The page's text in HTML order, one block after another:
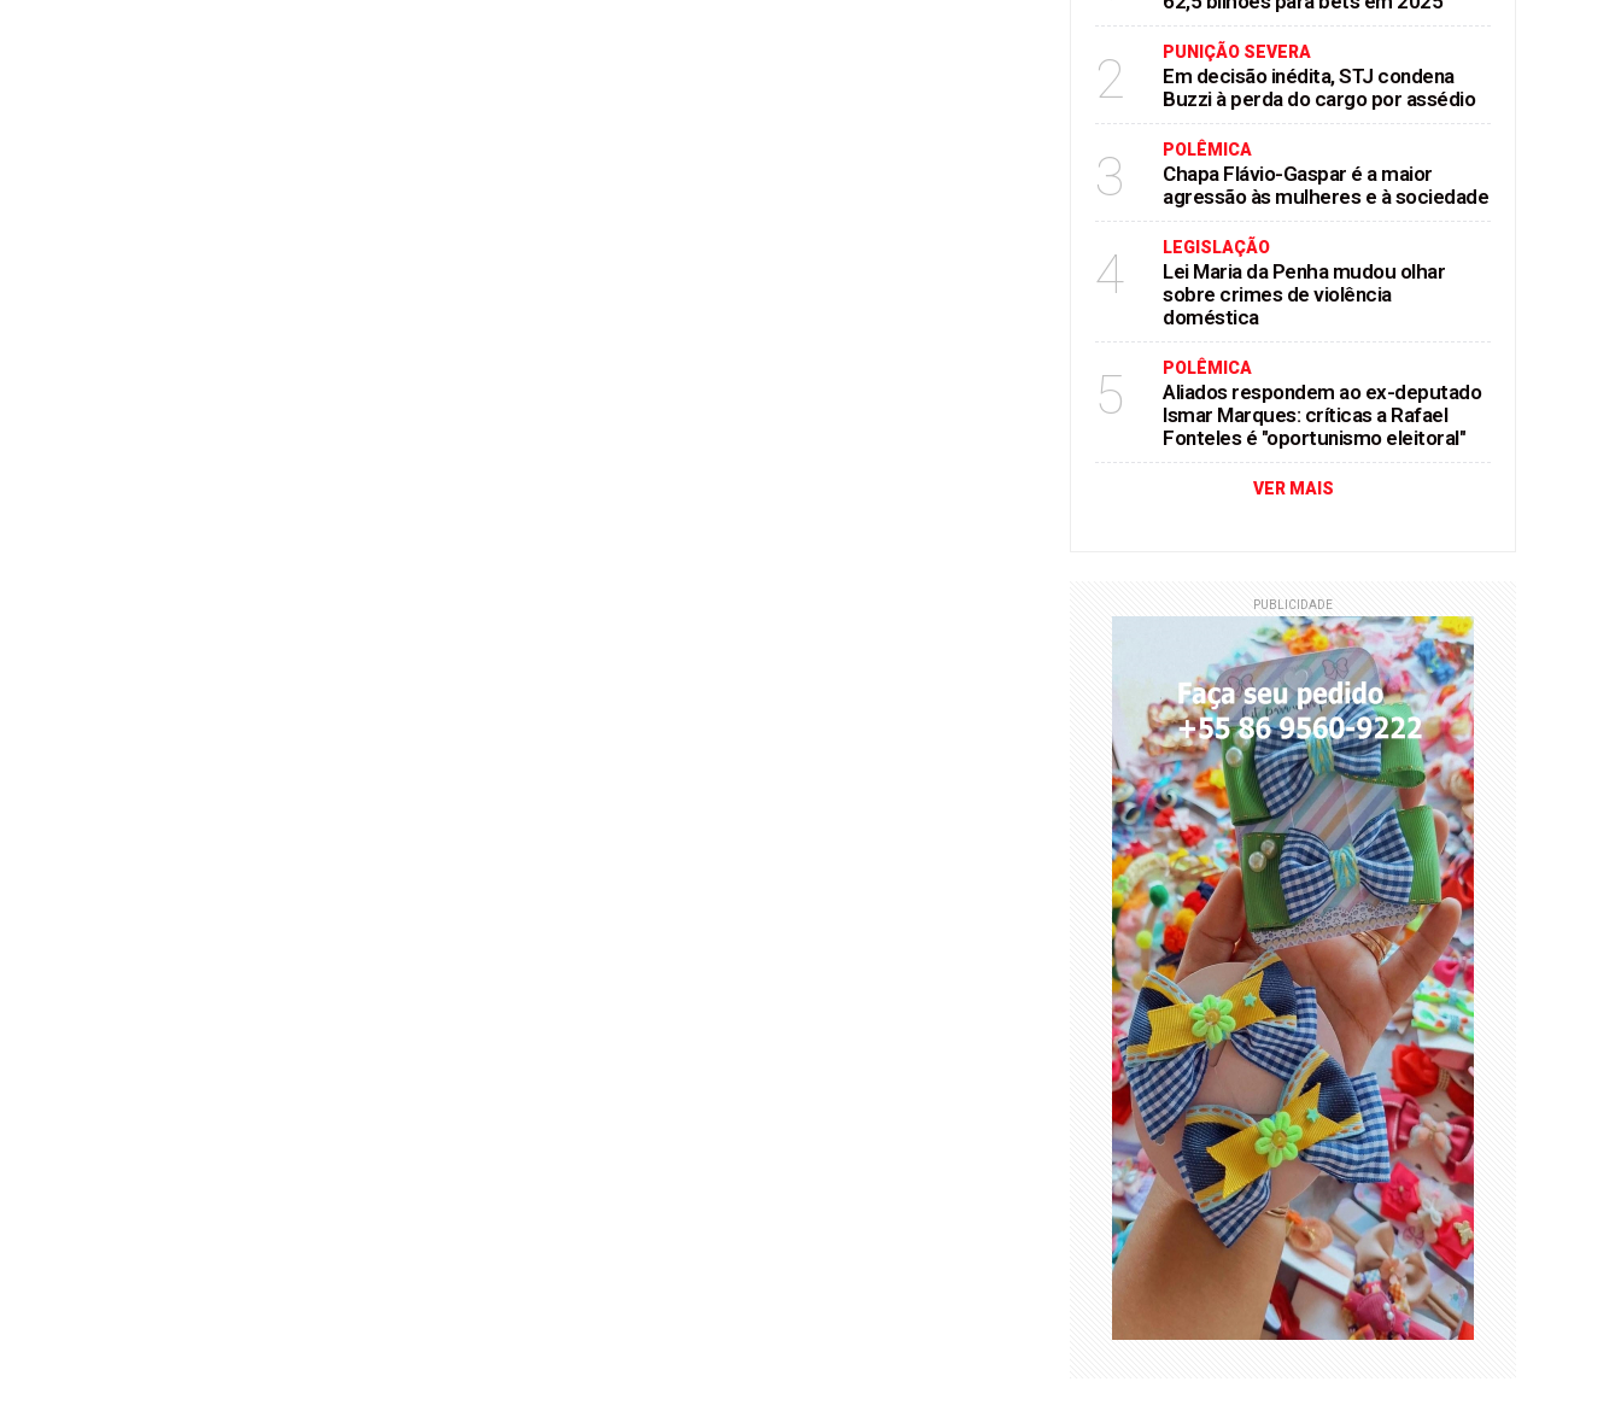
2 PUNIÇÃO SEVERA
Em decisão inédita, STJ condena
Buzzi à perda do cargo por assédio
3 POLÊMICA
Chapa Flávio-Gaspar é a maior
agressão às mulheres e à sociedade
4 LEGISLAÇÃO
Lei Maria da Penha mudou olhar
sobre crimes de violência
doméstica
5 POLÊMICA
Aliados respondem ao ex-deputado
Ismar Marques: críticas a Rafael
Fonteles é "oportunismo eleitoral"
VER MAIS
PUBLICIDADE